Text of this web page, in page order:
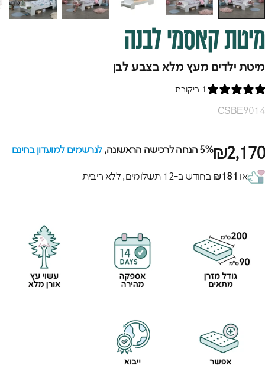
מיטתקאסמילבנה
מיטת ילדים מעץ מלא בצבע לבן
1 ביקורת
CSBE9014
₪2,1705% הנחה לרכישה הראשונה, לנרשמים למועדון בחינם
או ₪181 בחודש ב-12 תשלומים, ללא ריבית